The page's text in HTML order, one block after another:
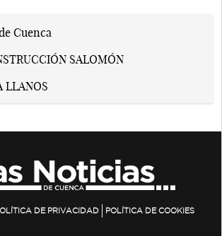
DE PRIVACIDAD POLÍTICA DE COOKIES